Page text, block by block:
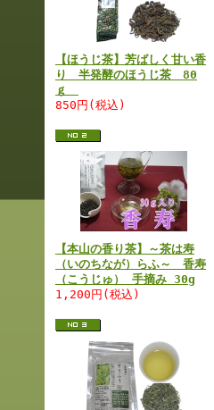
【ほうじ茶】芳ばしく甘い香
り 半発酵のほうじ茶 80
ｇ
850円(税込)
【本山の香り茶】～茶は寿
（いのちなが）らふ～ 香寿
（こうじゅ） 手摘み 30g
1,200円(税込)